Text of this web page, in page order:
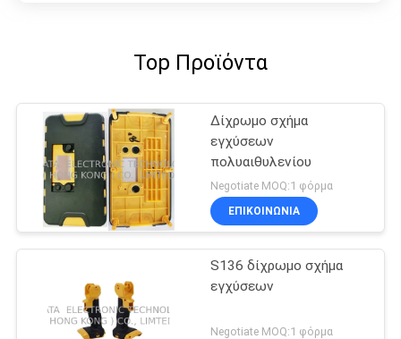
Top Προϊόντα
Δίχρωμο σχήμα
εγχύσεων
πολυαιθυλενίου
Negotiate MOQ:1 φόρμα
ΕΠΙΚΟΙΝΩΝΊΑ
S136 δίχρωμο σχήμα
εγχύσεων
Negotiate MOQ:1 φόρμα